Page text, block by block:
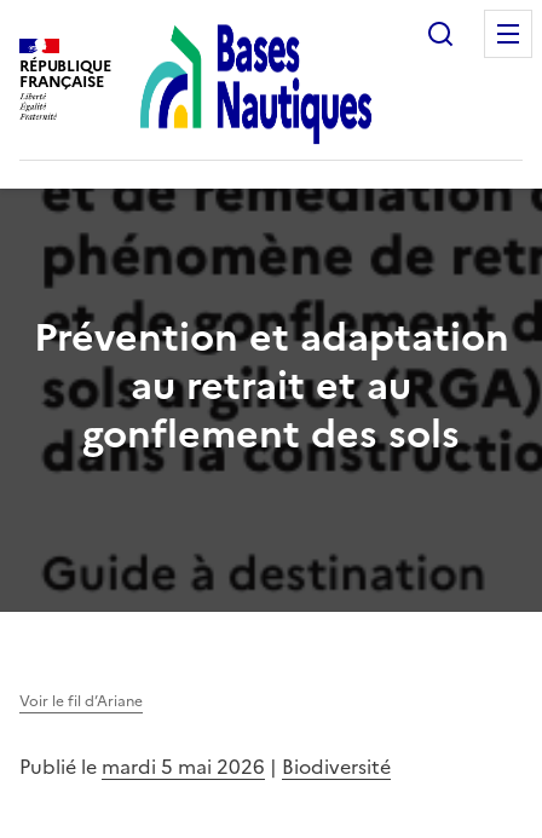
RÉPUBLIQUE
FRANÇAISE
Prévention et adaptation
au retrait et au
gonflement des sols
Voir le fil d’Ariane
Publié le mardi 5 mai 2026 | Biodiversité